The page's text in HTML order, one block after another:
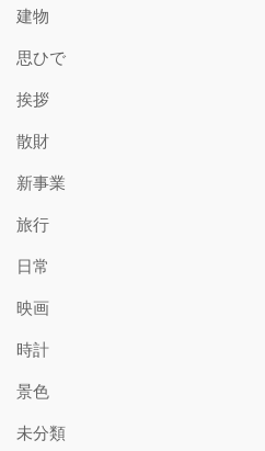
建物
思ひで
挨拶
散財
新事業
旅行
日常
映画
時計
景色
未分類